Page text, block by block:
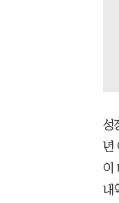
성
년
이
내